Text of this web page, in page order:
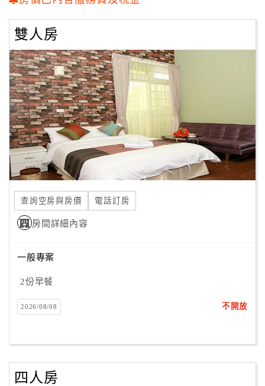
務
顧
客
滿
意
度
訂
單
管
理
員
戶
客
服
聯
雙人房
查詢空房與房價 電話訂房
房間詳細內容
一般專案
2份早餐
2026/08/08 不開放
四人房